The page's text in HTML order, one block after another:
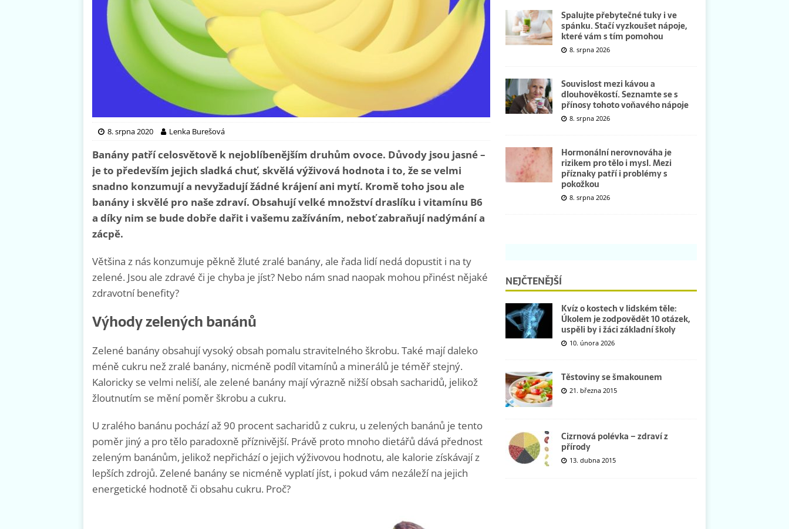
8. srpna 2020 Lenka Burešová
Banány patří celosvětově k nejoblíbenějším druhům ovoce. Důvody jsou jasné –
je to především jejich sladká chuť, skvělá výživová hodnota i to, že se velmi
snadno konzumují a nevyžadují žádné krájení ani mytí. Kromě toho jsou ale
banány i skvělé pro naše zdraví. Obsahují velké množství draslíku i vitamínu B6
a díky nim se bude dobře dařit i vašemu zažíváním, neboť zabraňují nadýmání a
zácpě.
Většina z nás konzumuje pěkně žluté zralé banány, ale řada lidí nedá dopustit i na ty
zelené. Jsou ale zdravé či je chyba je jíst? Nebo nám snad naopak mohou přinést nějaké
zdravotní benefity?
Výhody zelených banánů
Zelené banány obsahují vysoký obsah pomalu stravitelného škrobu. Také mají daleko
méně cukru než zralé banány, nicméně podíl vitamínů a minerálů je téměř stejný.
Kaloricky se velmi neliší, ale zelené banány mají výrazně nižší obsah sacharidů, jelikož
žloutnutím se mění poměr škrobu a cukru.
U zralého banánu pochází až 90 procent sacharidů z cukru, u zelených banánů je tento
poměr jiný a pro tělo paradoxně příznivější. Právě proto mnoho dietářů dává přednost
zeleným banánům, jelikož nepřichází o jejich výživovou hodnotu, ale kalorie získávají z
lepších zdrojů. Zelené banány se nicméně vyplatí jíst, i pokud vám nezáleží na jejich
energetické hodnotě či obsahu cukru. Proč?
Spalujte přebytečné tuky i ve
spánku. Stačí vyzkoušet nápoje,
které vám s tím pomohou
8. srpna 2026
Souvislost mezi kávou a
dlouhověkostí. Seznamte se s
přínosy tohoto voňavého nápoje
8. srpna 2026
Hormonální nerovnováha je
rizikem pro tělo i mysl. Mezi
příznaky patří i problémy s
pokožkou
8. srpna 2026
NEJČTENĚJŠÍ
Kvíz o kostech v lidském těle:
Úkolem je zodpovědět 10 otázek,
uspěli by i žáci základní školy
10. února 2026
Těstoviny se šmakounem
21. března 2015
Cizrnová polévka – zdraví z
přírody
13. dubna 2015